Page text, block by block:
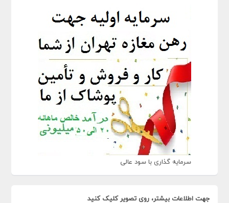
سرمایه گذاری با سود عالی
جهت اطلاعات بیشتر، روی تصویر کلیک کنید